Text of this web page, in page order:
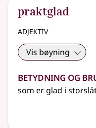
praktglad
adjektiv
Vis bøyning
Betydning og
som er glad i